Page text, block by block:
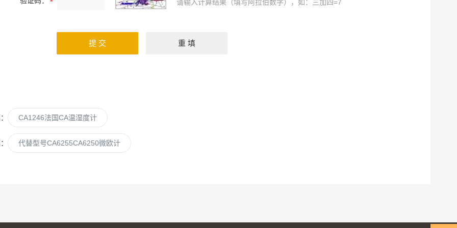
请输入计算结果（填写阿拉伯数字），如：三加四=7
CA1246法国CA温湿度计
代替型号CA6255CA6250微欧计